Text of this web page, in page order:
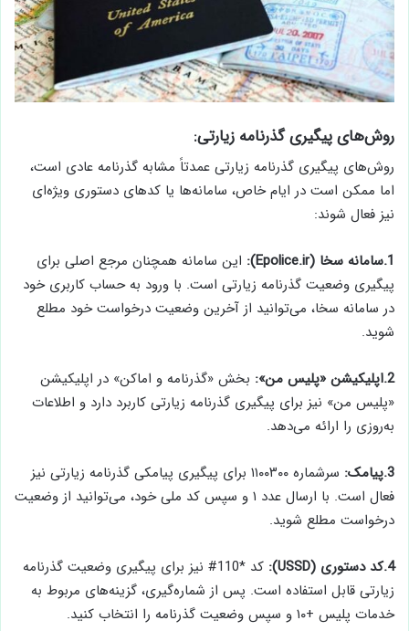
روش‌های پیگیری گذرنامه زیارتی:
روش‌های پیگیری گذرنامه زیارتی عمدتاً مشابه گذرنامه عادی است،
اما ممکن است در ایام خاص، سامانه‌ها یا کدهای دستوری ویژه‌ای
نیز فعال شوند:
1.سامانه سخا (Epolice.ir):
این سامانه همچنان مرجع اصلی برای
پیگیری وضعیت گذرنامه زیارتی است. با ورود به حساب کاربری خود
در سامانه سخا، می‌توانید از آخرین وضعیت درخواست خود مطلع
شوید.
2.اپلیکیشن «پلیس من»:
بخش «گذرنامه و اماکن» در اپلیکیشن
«پلیس من» نیز برای پیگیری گذرنامه زیارتی کاربرد دارد و اطلاعات
به‌روزی را ارائه می‌دهد.
3.پیامک:
سرشماره ۱۱۰۰۳۰۰ برای پیگیری پیامکی گذرنامه زیارتی نیز
فعال است. با ارسال عدد ۱ و سپس کد ملی خود، می‌توانید از وضعیت
درخواست مطلع شوید.
4.کد دستوری (USSD):
کد *110# نیز برای پیگیری وضعیت گذرنامه
زیارتی قابل استفاده است. پس از شماره‌گیری، گزینه‌های مربوط به
خدمات پلیس +۱۰ و سپس وضعیت گذرنامه را انتخاب کنید.